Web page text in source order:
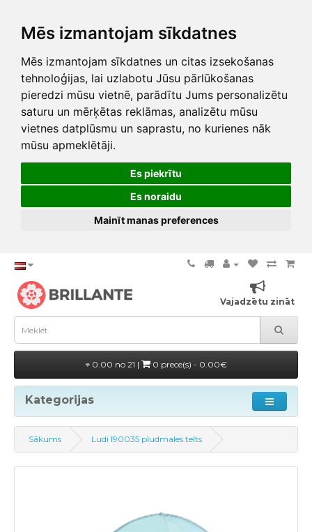
Mēs izmantojam sīkdatnes
Mēs izmantojam sīkdatnes un citas izsekošanas
tehnoloģijas, lai uzlabotu Jūsu pārlūkošanas
pieredzi mūsu vietnē, parādītu Jums personalizētu
saturu un mērķētas reklāmas, analizētu mūsu
vietnes datplūsmu un saprastu, no kurienes nāk
mūsu apmeklētāji.
Es piekrītu
Es noraidu
Mainīt manas preferences
Vajadzētu zināt
0.00 no 21 | 0 prece(s) - 0.00€
Kategorijas
Sākums Ludi l90035 pludmales telts